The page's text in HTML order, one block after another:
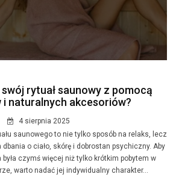
rytuał saunowy z pomocą
naturalnych akcesoriów?
4 sierpnia 2025
saunowego to nie tylko sposób na relaks, lecz
o ciało, skórę i dobrostan psychiczny. Aby
czymś więcej niż tylko krótkim pobytem w
warto nadać jej indywidualny charakter...